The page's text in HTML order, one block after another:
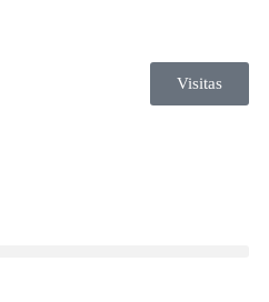
Visitas